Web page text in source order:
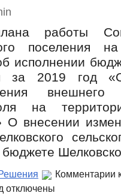
работы
поселения
исполнении
за 2019 год
внешнего
на
О внесении
Комментарии
отключены